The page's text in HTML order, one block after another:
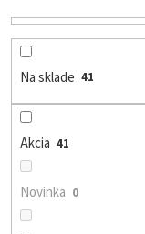
e
d
Na sklade 41
Akcia 41
Novinka 0